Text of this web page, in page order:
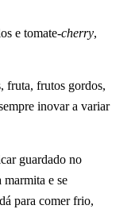
e tomate-cherry,
fruta, frutos gordos,
inovar a variar
guardado no
e se
para comer frio,